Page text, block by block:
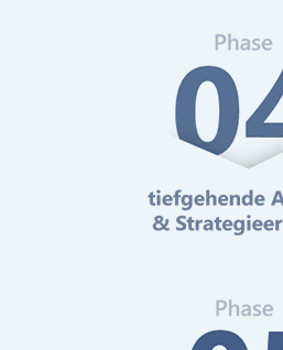
Online-
Mehr